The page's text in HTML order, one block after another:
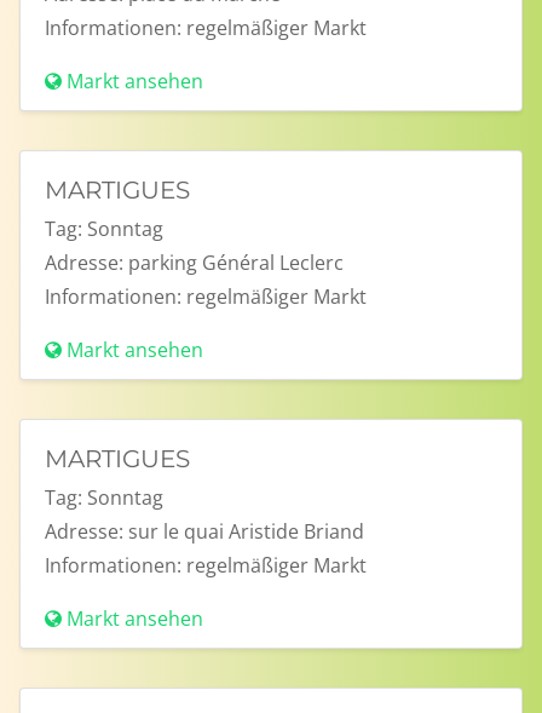
Informationen: regelmäßiger Markt
Markt ansehen
MARTIGUES
Tag: Sonntag
Adresse: parking Général Leclerc
Informationen: regelmäßiger Markt
Markt ansehen
MARTIGUES
Tag: Sonntag
Adresse: sur le quai Aristide Briand
Informationen: regelmäßiger Markt
Markt ansehen